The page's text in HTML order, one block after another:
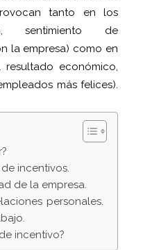
tanto en los
sentimiento de
la empresa) como en
resultado económico,
más felices).
incentivos.
de la empresa.
personales.
incentivo?